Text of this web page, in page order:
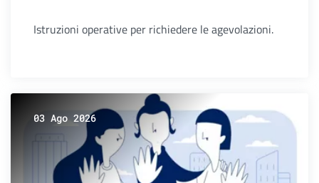
Istruzioni operative per richiedere le agevolazioni.
03 Ago 2026